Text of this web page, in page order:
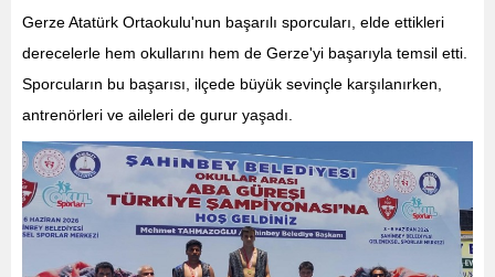
Gerze Atatürk Ortaokulu'nun başarılı sporcuları, elde ettikleri
derecelerle hem okullarını hem de Gerze'yi başarıyla temsil etti.
Sporcuların bu başarısı, ilçede büyük sevinçle karşılanırken,
antrenörleri ve aileleri de gurur yaşadı.